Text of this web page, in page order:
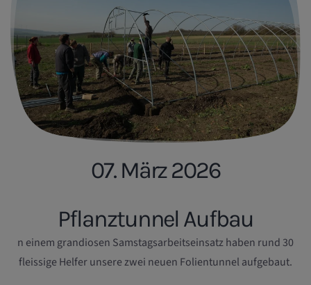
07. März 2026
Pflanztunnel Aufbau
n einem grandiosen Samstagsarbeitseinsatz haben rund 30
fleissige Helfer unsere zwei neuen Folientunnel aufgebaut.